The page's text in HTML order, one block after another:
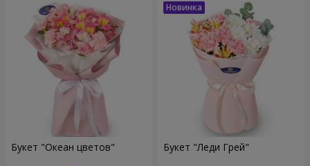
Букет "Океан цветов" Букет "Леди Грей"